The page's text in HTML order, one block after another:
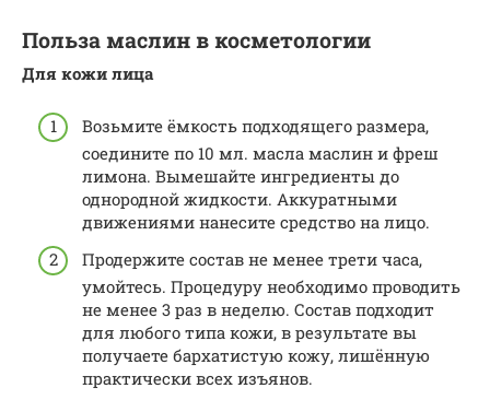
Польза маслин в косметологии
Для кожи лица
Возьмите ёмкость подходящего размера,
соедините по 10 мл. масла маслин и фреш
лимона. Вымешайте ингредиенты до
однородной жидкости. Аккуратными
движениями нанесите средство на лицо.
Продержите состав не менее трети часа,
умойтесь. Процедуру необходимо проводить
не менее 3 раз в неделю. Состав подходит
для любого типа кожи, в результате вы
получаете бархатистую кожу, лишённую
практически всех изъянов.